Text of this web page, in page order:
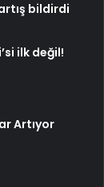
bildirdi
ilk değil!
Artıyor